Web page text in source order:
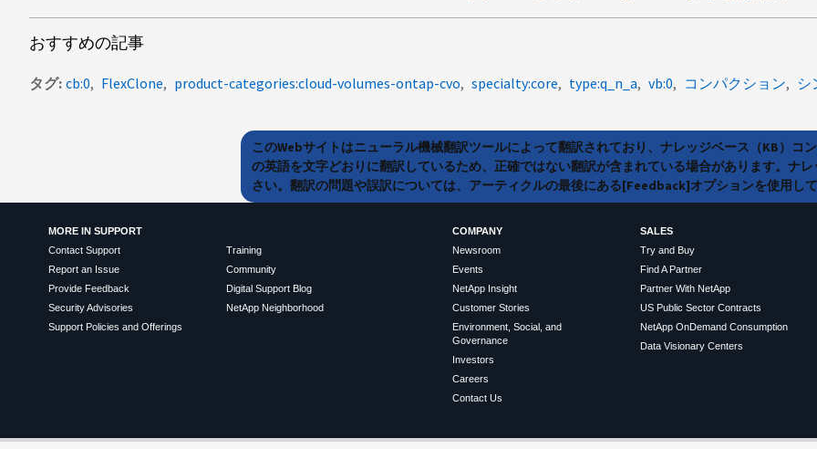
おすすめの記事
タグ cb:0 FlexClone product-categories:cloud-volumes-ontap-cvo specialty:core type:q_n_a vb:0 コンパクション シ
このWebサイトはニューラル機械翻訳ツールによって翻訳されており、ナレッジベース（KB）
の英語を文字どおりに翻訳しているため、正確ではない翻訳が含まれている場合があります。ナ
さい。翻訳の問題や誤訳については、アーティクルの最後にある[Feedback]オプションを使用して
MORE IN SUPPORT
Contact Support
Report an Issue
Provide Feedback
Security Advisories
Support Policies and Offerings
Training
Community
Digital Support Blog
NetApp Neighborhood
COMPANY
Newsroom
Events
NetApp Insight
Customer Stories
Environment, Social, and
Governance
Investors
Careers
Contact Us
SALES
Try and Buy
Find A Partner
Partner With NetApp
US Public Sector Contracts
NetApp OnDemand Consumption
Data Visionary Centers